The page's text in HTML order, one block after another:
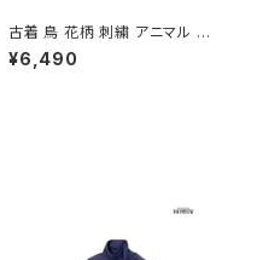
古着 鳥 花柄 刺繍 アニマル コッ
トン100％ 長袖 シャツ 白 (ttu2
602024)
¥6,490